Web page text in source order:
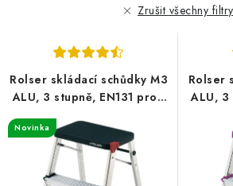
u
k
t
ů
d
u
k
t
Zrušit všechny filtry
Rolser skládací schůdky M3
ALU, 3 stupně, EN131 profi
a domácnost, černé
Novinka
Rolser
ALU, 3